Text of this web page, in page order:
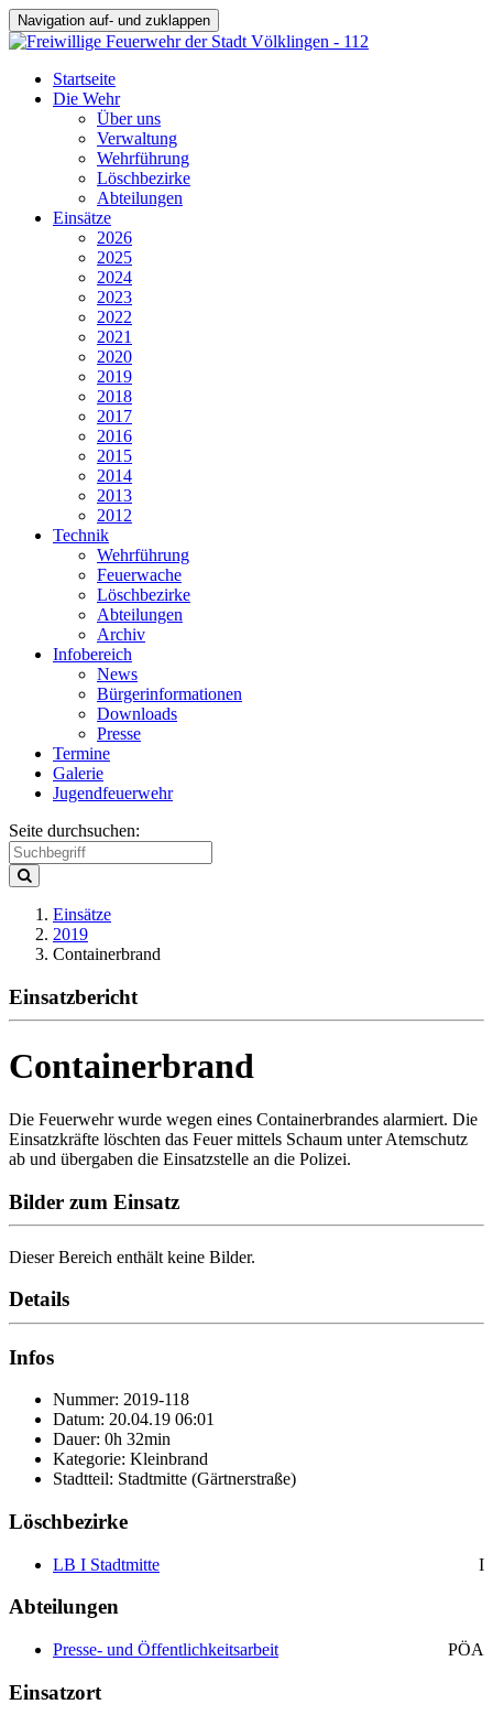
Navigation auf- und zuklappen
Startseite
Die Wehr
Über uns
Verwaltung
Wehrführung
Löschbezirke
Abteilungen
Einsätze
2026
2025
2024
2023
2022
2021
2020
2019
2018
2017
2016
2015
2014
2013
2012
Technik
Wehrführung
Feuerwache
Löschbezirke
Abteilungen
Archiv
Infobereich
News
Bürgerinformationen
Downloads
Presse
Termine
Galerie
Jugendfeuerwehr
Seite durchsuchen:
Einsätze
2019
Containerbrand
Einsatzbericht
Containerbrand
Die Feuerwehr wurde wegen eines Containerbrandes alarmiert. Die
Einsatzkräfte löschten das Feuer mittels Schaum unter Atemschutz
ab und übergaben die Einsatzstelle an die Polizei.
Bilder zum Einsatz
Dieser Bereich enthält keine Bilder.
Details
Infos
Nummer: 2019-118
Datum: 20.04.19 06:01
Dauer: 0h 32min
Kategorie: Kleinbrand
Stadtteil: Stadtmitte (Gärtnerstraße)
Löschbezirke
LB I Stadtmitte I
Abteilungen
Presse- und Öffentlichkeitsarbeit PÖA
Einsatzort